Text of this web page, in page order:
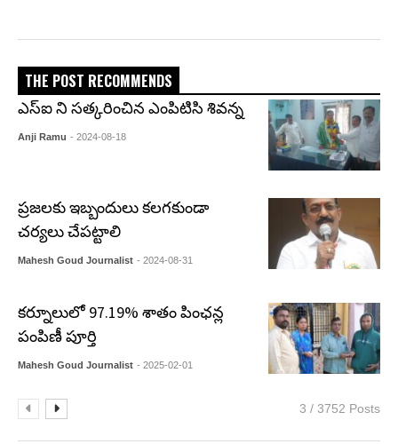
THE POST RECOMMENDS
ఎస్ఐ ని సత్కరించిన ఎంపిటిసి శివన్న
Anji Ramu - 2024-08-18
ప్రజలకు ఇబ్బందులు కలగకుండా
చర్యలు చేపట్టాలి
Mahesh Goud Journalist - 2024-08-31
కర్నూలులో 97.19% శాతం పింఛన్ల
పంపిణీ పూర్తి
Mahesh Goud Journalist - 2025-02-01
3 / 3752 Posts